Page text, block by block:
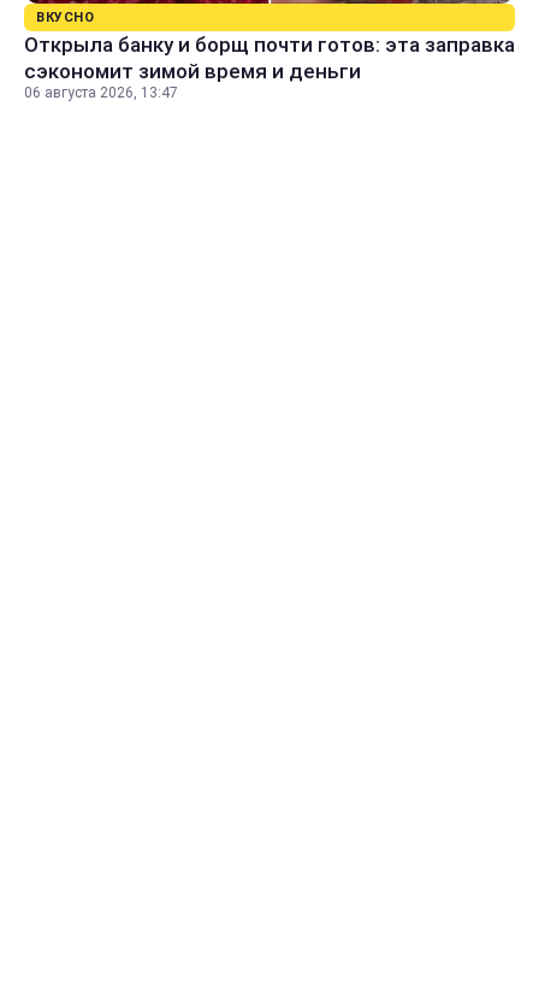
ВКУСНО
Открыла банку и борщ почти готов: эта заправка
сэкономит зимой время и деньги
06 августа 2026, 13:47